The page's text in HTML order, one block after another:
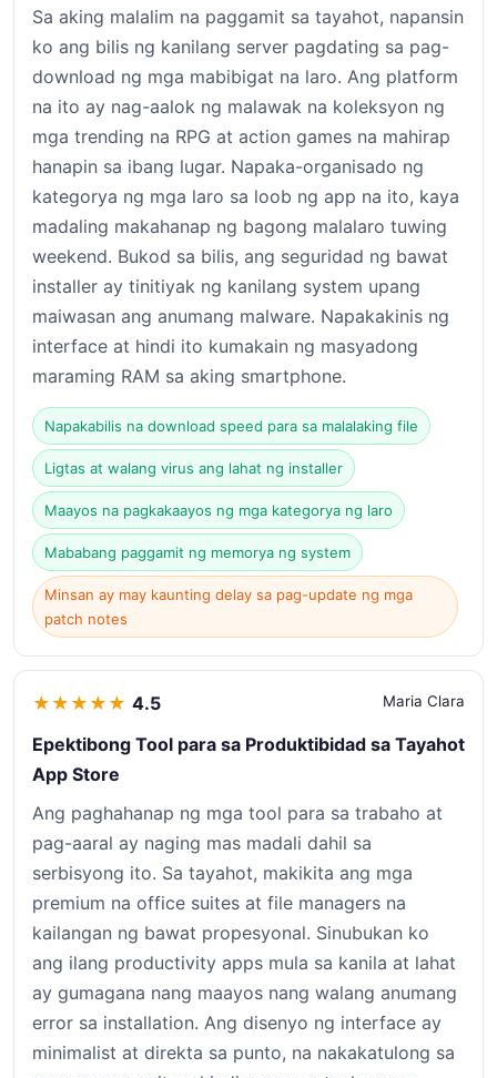
Sa aking malalim na paggamit sa tayahot, napansin
ko ang bilis ng kanilang server pagdating sa pag-
download ng mga mabibigat na laro. Ang platform
na ito ay nag-aalok ng malawak na koleksyon ng
mga trending na RPG at action games na mahirap
hanapin sa ibang lugar. Napaka-organisado ng
kategorya ng mga laro sa loob ng app na ito, kaya
madaling makahanap ng bagong malalaro tuwing
weekend. Bukod sa bilis, ang seguridad ng bawat
installer ay tinitiyak ng kanilang system upang
maiwasan ang anumang malware. Napakakinis ng
interface at hindi ito kumakain ng masyadong
maraming RAM sa aking smartphone.
Napakabilis na download speed para sa malalaking file
Ligtas at walang virus ang lahat ng installer
Maayos na pagkakaayos ng mga kategorya ng laro
Mababang paggamit ng memorya ng system
Minsan ay may kaunting delay sa pag-update ng mga
patch notes
★ ★ ★ ★ ★ 4.5 Maria Clara
Epektibong Tool para sa Produktibidad sa Tayahot
App Store
Ang paghahanap ng mga tool para sa trabaho at
pag-aaral ay naging mas madali dahil sa
serbisyong ito. Sa tayahot, makikita ang mga
premium na office suites at file managers na
kailangan ng bawat propesyonal. Sinubukan ko
ang ilang productivity apps mula sa kanila at lahat
ay gumagana nang maayos nang walang anumang
error sa installation. Ang disenyo ng interface ay
minimalist at direkta sa punto, na nakakatulong sa